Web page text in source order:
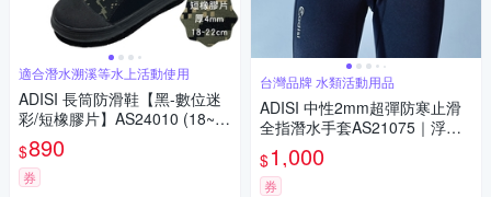
適合潛水溯溪等水上活動使用
ADISI 長筒防滑鞋【黑-數位迷
彩/短橡膠片】AS24010 (18~2
2)
$890
券
台灣品牌 水類活動用品
ADISI 中性2mm超彈防寒止滑
全指潛水手套AS21075｜浮潛
溯溪 水上活動 UPF50+ 防曬 防
磨 防水母
$1,000
券